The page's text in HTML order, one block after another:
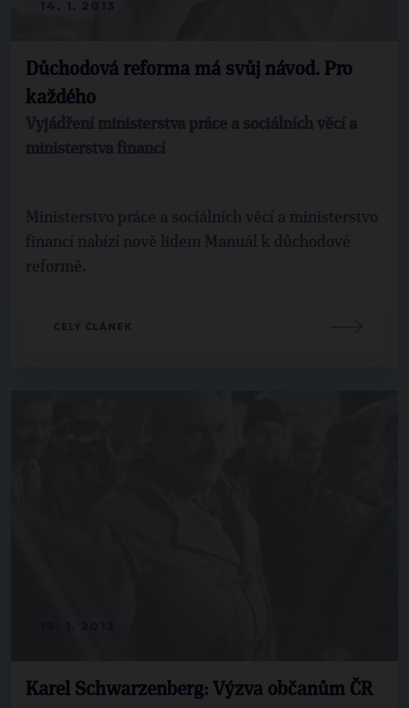
Důchodová reforma má svůj návod. Pro
každého
Vyjádření ministerstva práce a sociálních věcí a
ministerstva financí
Ministerstvo práce a sociálních věcí a ministerstvo
financí nabízí nově lidem Manuál k důchodové
reformě.
CELÝ ČLÁNEK
Karel Schwarzenberg: Výzva občanům ČR